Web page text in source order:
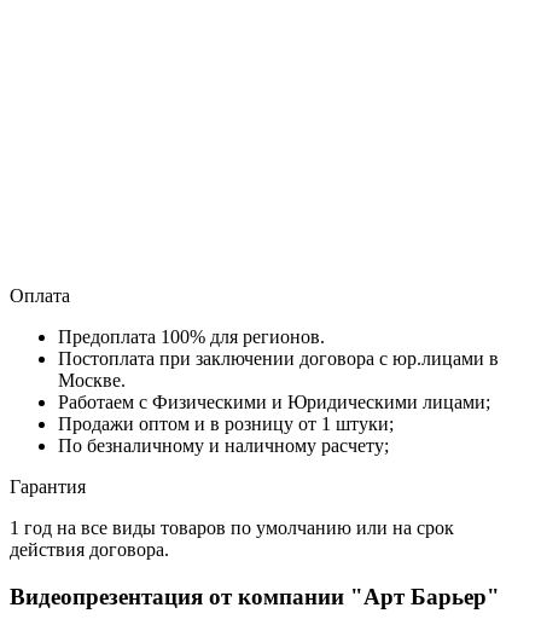
Оплата
Предоплата 100% для регионов.
Постоплата при заключении договора с юр.лицами в
Москве.
Работаем с Физическими и Юридическими лицами;
Продажи оптом и в розницу от 1 штуки;
По безналичному и наличному расчету;
Гарантия
1 год на все виды товаров по умолчанию или на срок
действия договора.
Видеопрезентация от компании "Арт Барьер"